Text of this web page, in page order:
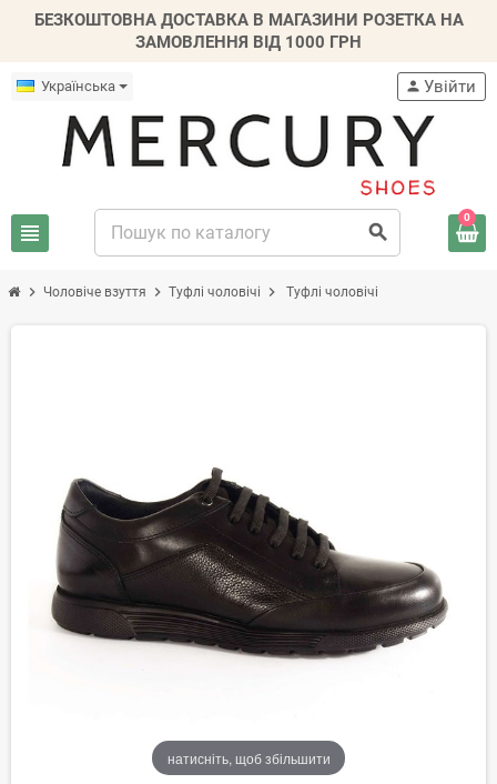
БЕЗКОШТОВНА ДОСТАВКА В МАГАЗИНИ РОЗЕТКА НА
ЗАМОВЛЕННЯ ВІД 1000 ГРН
Українська
view_headline search
person Увійти
0
chevron_right Чоловіче взуття chevron_right Туфлі чоловічі chevron_right Туфлі чоловічі
натисніть, щоб збільшити